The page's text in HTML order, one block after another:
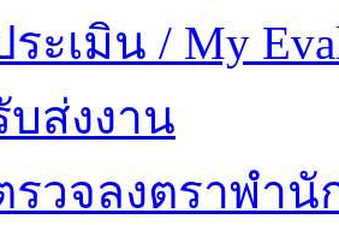
ะเมิน / My
บส่งงาน
รวจลงตราพำ